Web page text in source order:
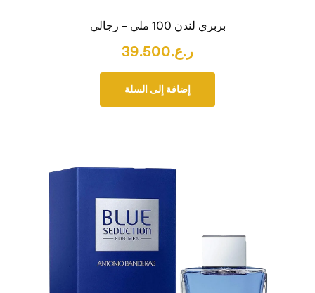
بربري لندن 100 ملي – رجالي
ر.ع.39.500
إضافة إلى السلة